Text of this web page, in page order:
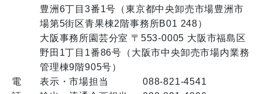
豊洲6丁目3番1号（東京都中央卸売市場豊洲市
場第5街区青果棟2階事務所B01 248）
大阪事務所園芸分室 〒553-0005 大阪市福島区
野田1丁目1番86号（大阪市中央卸売市場内業務
管理棟9階905号）
電
表示・市場担当
088-821-4541